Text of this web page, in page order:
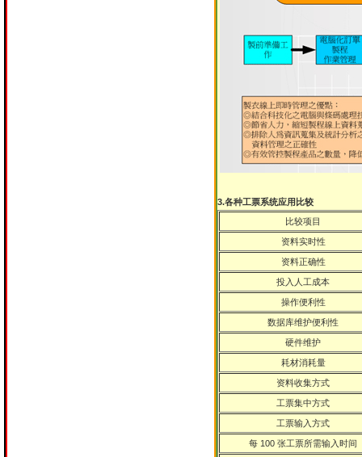
3.各种工票系统应用比较
比较项目
资料实时性
资料正确性
投入人工成本
操作便利性
数据库维护便利性
硬件维护
耗材消耗量
资料收集方式
工票集中方式
工票输入方式
每 100 张工票所需输入时间